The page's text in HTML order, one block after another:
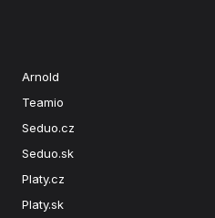
Arnold
Teamio
Seduo.cz
Seduo.sk
Platy.cz
Platy.sk